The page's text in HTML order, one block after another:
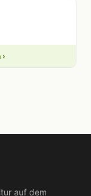
auf dem